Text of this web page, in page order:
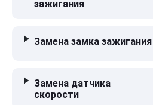
зажигания
Замена замка зажигания
Замена датчика
скорости